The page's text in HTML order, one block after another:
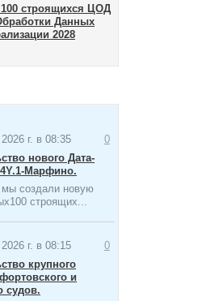
строящихся ЦОД
Данных
2028
г. в 08:35
0
нового Дата-
Марфино.
создали новую
строящих...
г. в 08:15
0
крупного
и
судов.